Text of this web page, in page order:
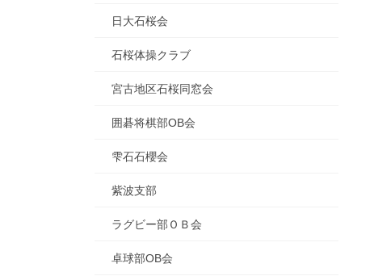
日大石桜会
石桜体操クラブ
宮古地区石桜同窓会
囲碁将棋部OB会
雫石石櫻会
紫波支部
ラグビー部ＯＢ会
卓球部OB会